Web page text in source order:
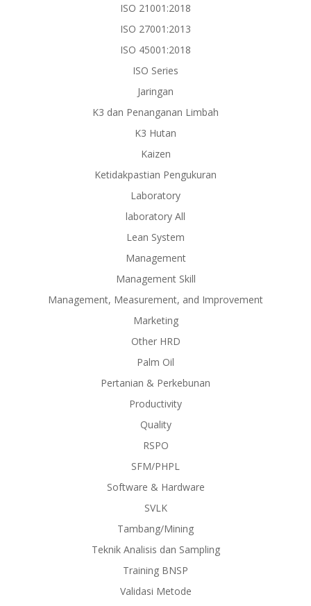
ISO 21001:2018
ISO 27001:2013
ISO 45001:2018
ISO Series
Jaringan
K3 dan Penanganan Limbah
K3 Hutan
Kaizen
Ketidakpastian Pengukuran
Laboratory
laboratory All
Lean System
Management
Management Skill
Management, Measurement, and Improvement
Marketing
Other HRD
Palm Oil
Pertanian & Perkebunan
Productivity
Quality
RSPO
SFM/PHPL
Software & Hardware
SVLK
Tambang/Mining
Teknik Analisis dan Sampling
Training BNSP
Validasi Metode